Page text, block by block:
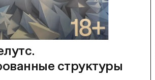
структуры